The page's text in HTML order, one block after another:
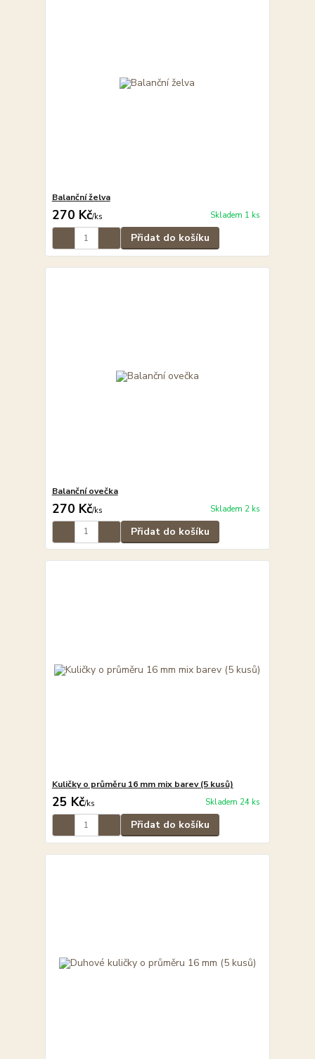
Balanční želva
270 Kč/ks Skladem 1 ks
Přidat do košíku
Balanční ovečka
270 Kč/ks Skladem 2 ks
Přidat do košíku
Kuličky o průměru 16 mm mix barev (5 kusů)
25 Kč/ks Skladem 24 ks
Přidat do košíku